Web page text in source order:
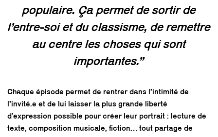
populaire. Ça permet de sortir de
l’entre-soi et du classisme, de remettre
au centre les choses qui sont
importantes.”
Chaque épisode permet de rentrer dans l’intimité de
l’invité.e et de lui laisser la plus grande liberté
d’expression possible pour créer leur portrait : lecture de
texte, composition musicale, fiction… tout partage de